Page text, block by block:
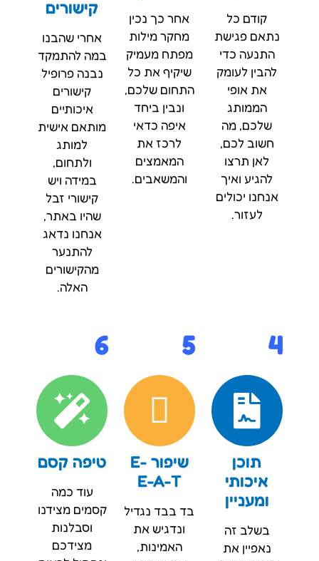
קודם כל
נתאם פגישת
התנעה כדי
להבין לעומק
את אופי
הממותג
שלכם, מה
חשוב לכם,
לאן תרצו
להגיע ואיך
אנחנו יכולים
לעזור.
אחר כך נכין
מחקר מילות
מפתח מעמיק
שיקיף את כל
התחום שלכם,
ונבין ביחד
איפה כדאי
לרכז את
המאמצים
והמשאבים.
קישורים
אחרי שהבנו
במה להתמקד
נבנה פרופיל
קישורים
איכותיים
מותאם אישית
למותג
ולתחום,
במידה ויש
קישורי זבל
שהיו באתר,
אנחנו נדאג
להתנער
מהקישורים
האלה.
4
תוכן
איכותי
ומעניין
בשלב זה
נאפיין את
5
שיפור E-
E-A-T
בד בבד נגדיל
ונדגיש את
האמינות,
6
טיפה קסם
עוד כמה
קסמים מצידנו
וסבלנות
מצידכם